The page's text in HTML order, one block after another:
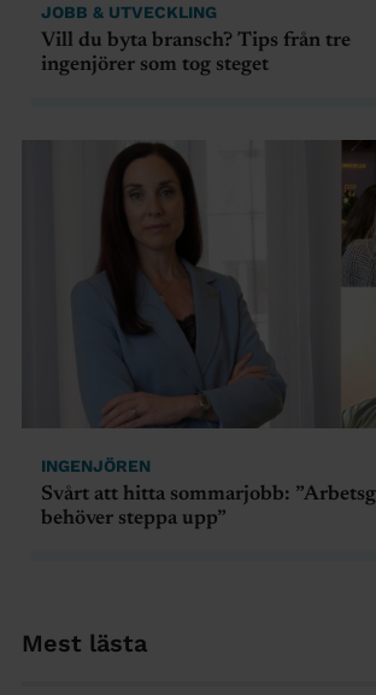
Mest lästa
JOBB & UTVECKLING
Vill du byta bransch? Tips från tre
ingenjörer som tog steget
INGENJÖREN
Svårt att hitta sommarjobb:
behöver steppa upp”